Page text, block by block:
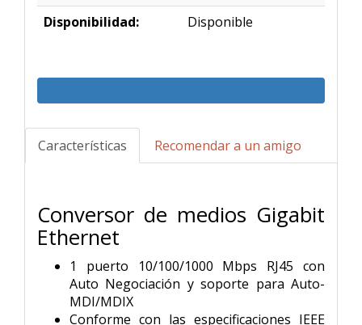
Disponibilidad:
Disponible
Características Recomendar a un amigo
Conversor de medios Gigabit
Ethernet
1 puerto 10/100/1000 Mbps RJ45 con
Auto Negociación y soporte para Auto-
MDI/MDIX
Conforme con las especificaciones IEEE